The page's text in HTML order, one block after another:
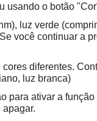
usando o botão
luz verde
você continuar a
diferentes.
luz branca)
ativar a